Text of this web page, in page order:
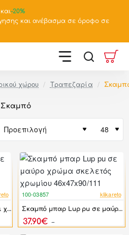
-20%
και ανέβασμα σε όροφο σε
χώρου Τραπεζαρία
Σκαμπό
Σκαμπό μπαρ Lup pu σε γκρι χρώμα σκελετός χρωμίου 46x47x90/111
-38%
100-03857 klikareto
Σκαμπό μπαρ Lup pu σε μαύρο χρώμα σκελετός χρωμίου 46x47x90/111
37.90€